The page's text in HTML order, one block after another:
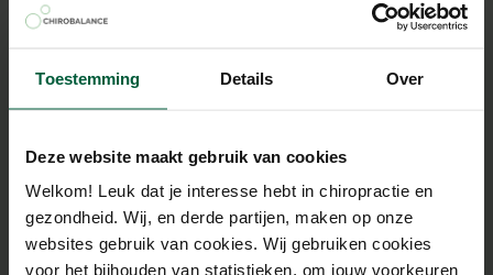
Toestemming Details Over
Deze website maakt gebruik van cookies
Welkom! Leuk dat je interesse hebt in chiropractie en
gezondheid. Wij, en derde partijen, maken op onze
websites gebruik van cookies. Wij gebruiken cookies
voor het bijhouden van statistieken, om jouw voorkeuren
website-
ID in voor de
specifieke
bezoeker,
waardoor het